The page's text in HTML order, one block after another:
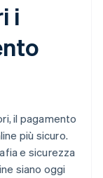
i
il pagamento
più sicuro.
e sicurezza
siano oggi